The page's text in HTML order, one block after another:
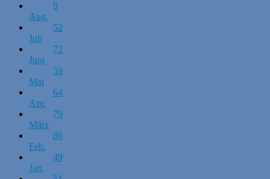
9
Aug.
52
Juli
72
Juni
59
Mai
64
Apr.
79
März
86
Feb.
49
Jan.